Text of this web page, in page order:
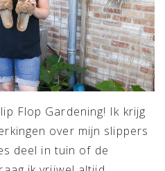
Flop Gardening! Ik krijg
over mijn slippers
deel in tuin of de